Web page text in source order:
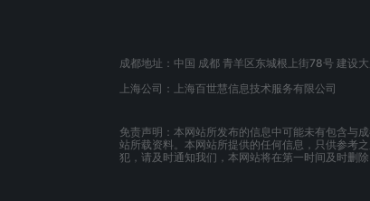
成都地址：中国 成都 青羊区东城根上街78号 建设
上海公司：上海百世慧信息技术服务有限公司
免责声明：本网站所发布的信息中可能未有包含与
站所载资料。本网站所提供的任何信息，只供参考
犯，请及时通知我们，本网站将在第一时间及时删除